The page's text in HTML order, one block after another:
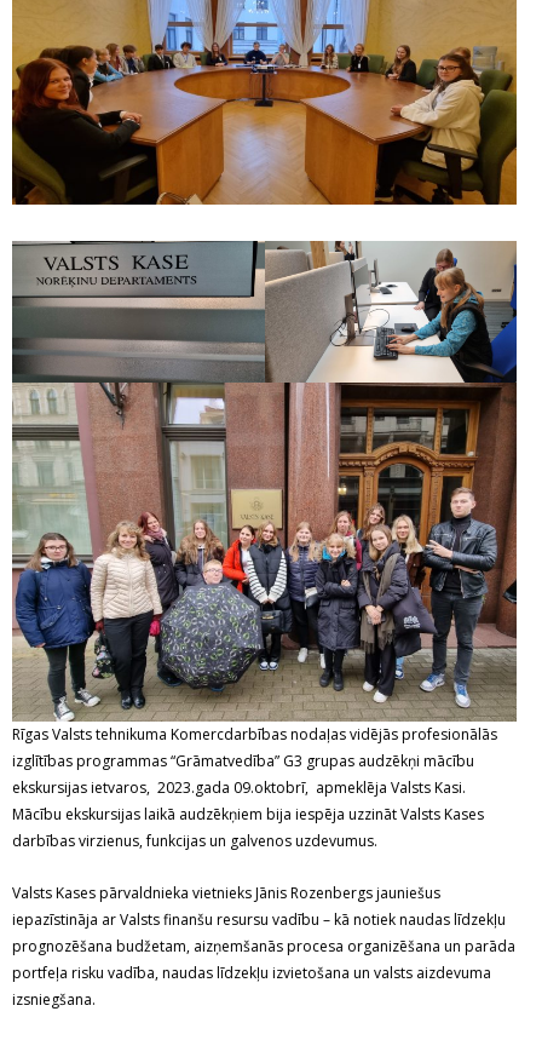
Rīgas Valsts tehnikuma Komercdarbības nodaļas vidējās profesionālās
izglītības programmas “Grāmatvedība” G3 grupas audzēkņi mācību
ekskursijas ietvaros, 2023.gada 09.oktobrī, apmeklēja Valsts Kasi.
Mācību ekskursijas laikā audzēkņiem bija iespēja uzzināt Valsts Kases
darbības virzienus, funkcijas un galvenos uzdevumus.
Valsts Kases pārvaldnieka vietnieks Jānis Rozenbergs jauniešus
iepazīstināja ar Valsts finanšu resursu vadību – kā notiek naudas līdzekļu
prognozēšana budžetam, aizņemšanās procesa organizēšana un parāda
portfeļa risku vadība, naudas līdzekļu izvietošana un valsts aizdevuma
izsniegšana.